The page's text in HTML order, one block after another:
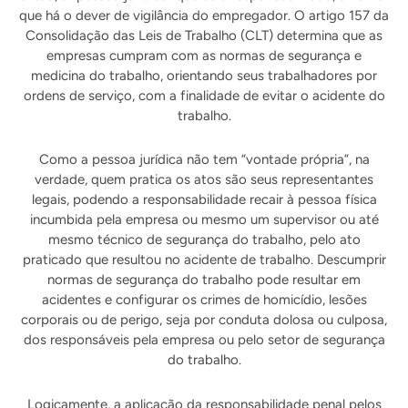
que há o dever de vigilância do empregador. O artigo 157 da
Consolidação das Leis de Trabalho (CLT) determina que as
empresas cumpram com as normas de segurança e
medicina do trabalho, orientando seus trabalhadores por
ordens de serviço, com a finalidade de evitar o acidente do
trabalho.
Como a pessoa jurídica não tem “vontade própria”, na
verdade, quem pratica os atos são seus representantes
legais, podendo a responsabilidade recair à pessoa física
incumbida pela empresa ou mesmo um supervisor ou até
mesmo técnico de segurança do trabalho, pelo ato
praticado que resultou no acidente de trabalho. Descumprir
normas de segurança do trabalho pode resultar em
acidentes e configurar os crimes de homicídio, lesões
corporais ou de perigo, seja por conduta dolosa ou culposa,
dos responsáveis pela empresa ou pelo setor de segurança
do trabalho.
Logicamente, a aplicação da responsabilidade penal pelos